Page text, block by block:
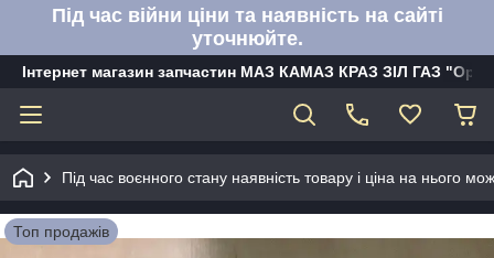
Під час війни ціни та наявність на сайті
уточнюйте.
Інтернет магазин запчастин МАЗ КАМАЗ КРАЗ ЗІЛ ГАЗ
Під час воєнного стану наявність товару і ціна на нього
Топ продажів